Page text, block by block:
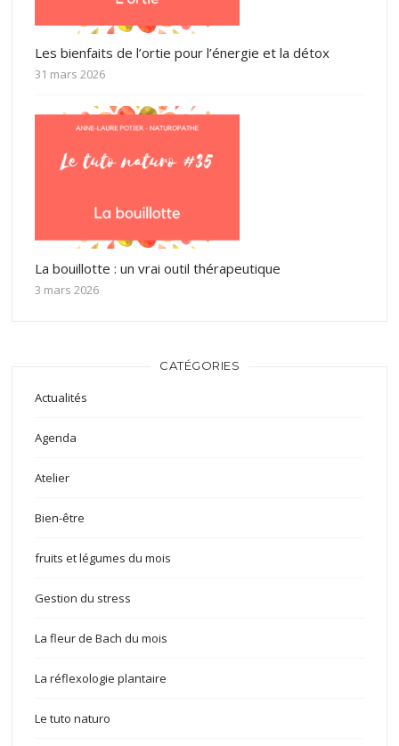
Les bienfaits de l’ortie pour l’énergie et la détox
31 mars 2026
La bouillotte : un vrai outil thérapeutique
3 mars 2026
CATÉGORIES
Actualités
Agenda
Atelier
Bien-être
fruits et légumes du mois
Gestion du stress
La fleur de Bach du mois
La réflexologie plantaire
Le tuto naturo